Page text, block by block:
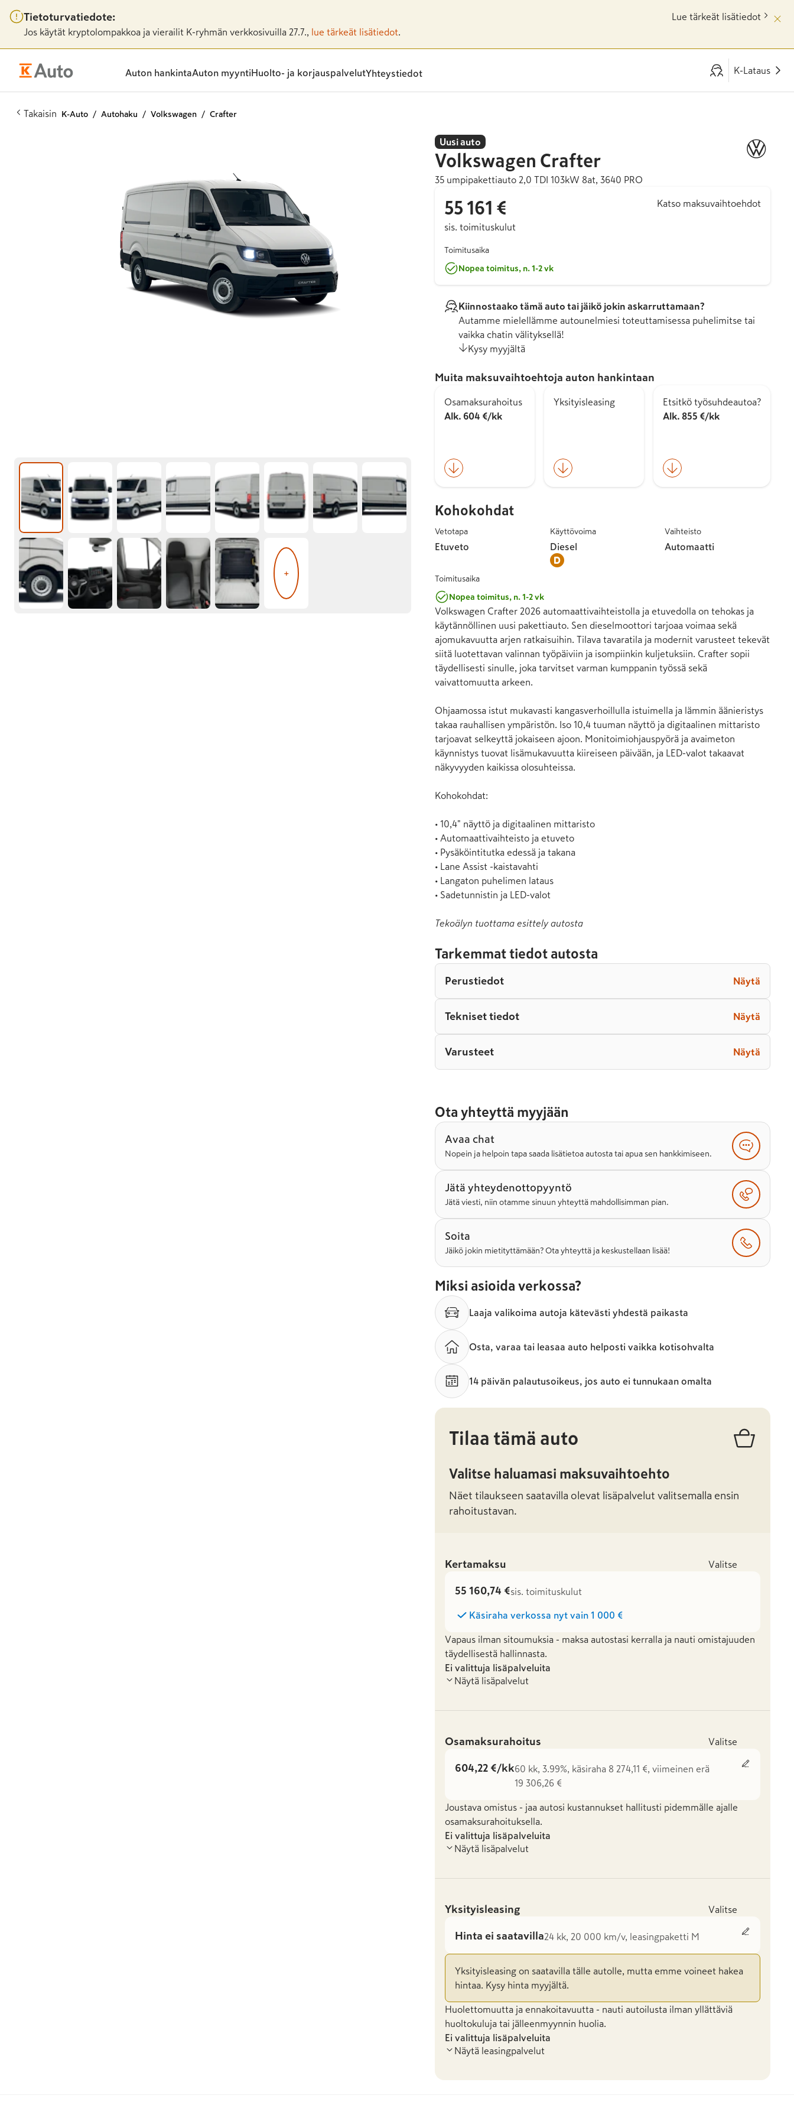
Tietoturvatiedote:
Jos käytät kryptolompakkoa ja vierailit K-ryhmän verkkosivuilla 27.7., lue tärkeät lisätiedot
Lue tärkeät lisätiedot
Auton hankintaAuton myynti Huolto- ja korjauspalvelutYhteystiedot K-Lataus
Takaisin K-Auto Autohaku Volkswagen Crafter
+
Uusi auto
Volkswagen Crafter
35 umpipakettiauto 2,0 TDI 103kW 8at, 3640 PRO
55 161 €
sis. toimituskulut
Katso maksuvaihtoehdot
Toimitusaika
Nopea toimitus, n. 1-2 vk
Kiinnostaako tämä auto tai jäikö jokin askarruttamaan?
Autamme mielellämme autounelmiesi toteuttamisessa puhelimitse tai
vaikka chatin välityksellä!
Kysy myyjältä
Muita maksuvaihtoehtoja auton hankintaan
Osamaksurahoitus
Alk. 604 €/kk
Yksityisleasing
Etsitkö työsuhdeautoa?
Alk. 855 €/kk
Kohokohdat
Vetotapa
Etuveto
Käyttövoima
Diesel
Vaihteisto
Automaatti
Toimitusaika
Nopea toimitus, n. 1-2 vk
Volkswagen Crafter 2026 automaattivaihteistolla ja etuvedolla on tehokas ja
käytännöllinen uusi pakettiauto. Sen dieselmoottori tarjoaa voimaa sekä
ajomukavuutta arjen ratkaisuihin. Tilava tavaratila ja modernit varusteet tekevät
siitä luotettavan valinnan työpäiviin ja isompiinkin kuljetuksiin. Crafter sopii
täydellisesti sinulle, joka tarvitset varman kumppanin työssä sekä
vaivattomuutta arkeen.
Ohjaamossa istut mukavasti kangasverhoillulla istuimella ja lämmin äänieristys
takaa rauhallisen ympäristön. Iso 10,4 tuuman näyttö ja digitaalinen mittaristo
tarjoavat selkeyttä jokaiseen ajoon. Monitoimiohjauspyörä ja avaimeton
käynnistys tuovat lisämukavuutta kiireiseen päivään, ja LED-valot takaavat
näkyvyyden kaikissa olosuhteissa.
Kohokohdat:
• 10,4" näyttö ja digitaalinen mittaristo
• Automaattivaihteisto ja etuveto
• Pysäköintitutka edessä ja takana
• Lane Assist -kaistavahti
• Langaton puhelimen lataus
• Sadetunnistin ja LED-valot
Tekoälyn tuottama esittely autosta
Tarkemmat tiedot autosta
Perustiedot Näytä
Tekniset tiedot Näytä
Varusteet Näytä
Ota yhteyttä myyjään
Avaa chat
Nopein ja helpoin tapa saada lisätietoa autosta tai apua sen hankkimiseen.
Jätä yhteydenottopyyntö
Jätä viesti, niin otamme sinuun yhteyttä mahdollisimman pian.
Soita
Jäikö jokin mietityttämään? Ota yhteyttä ja keskustellaan lisää!
Miksi asioida verkossa?
Laaja valikoima autoja kätevästi yhdestä paikasta
Osta, varaa tai leasaa auto helposti vaikka kotisohvalta
14 päivän palautusoikeus, jos auto ei tunnukaan omalta
Tilaa tämä auto
Valitse haluamasi maksuvaihtoehto
Näet tilaukseen saatavilla olevat lisäpalvelut valitsemalla ensin
rahoitustavan.
Kertamaksu Valitse
55 160,74 €sis. toimituskulut
Käsiraha verkossa nyt vain 1 000 €
Vapaus ilman sitoumuksia - maksa autostasi kerralla ja nauti omistajuuden
täydellisestä hallinnasta.
Ei valittuja lisäpalveluita
Näytä lisäpalvelut
Osamaksurahoitus Valitse
604,22 €/kk60 kk, 3.99%, käsiraha 8 274,11 €, viimeinen erä
19 306,26 €
Joustava omistus - jaa autosi kustannukset hallitusti pidemmälle ajalle
osamaksurahoituksella.
Ei valittuja lisäpalveluita
Näytä lisäpalvelut
Yksityisleasing Valitse
Hinta ei saatavilla24 kk, 20 000 km/v, leasingpaketti M
Yksityisleasing on saatavilla tälle autolle, mutta emme voineet hakea
hintaa. Kysy hinta myyjältä.
Huolettomuutta ja ennakoitavuutta - nauti autoilusta ilman yllättäviä
huoltokuluja tai jälleenmyynnin huolia.
Ei valittuja lisäpalveluita
Näytä leasingpalvelut